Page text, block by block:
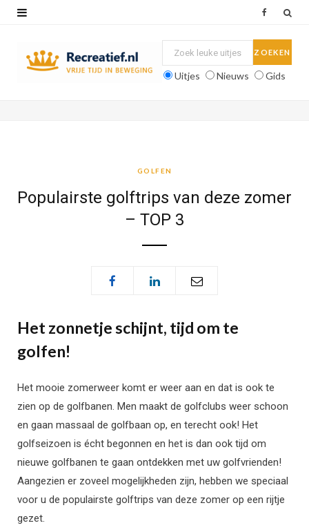
Uitjes Nieuws Gids
GOLFEN
Populairste golftrips van deze zomer
– TOP 3
Het zonnetje schijnt, tijd om te
golfen!
Het mooie zomerweer komt er weer aan en dat is ook te
zien op de golfbanen. Men maakt de golfclubs weer schoon
en gaan massaal de golfbaan op, en terecht ook! Het
golfseizoen is écht begonnen en het is dan ook tijd om
nieuwe golfbanen te gaan ontdekken met uw golfvrienden!
Aangezien er zoveel mogelijkheden zijn, hebben we speciaal
voor u de populairste golftrips van deze zomer op een rijtje
gezet.